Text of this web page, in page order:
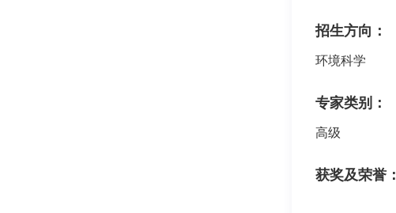
招生方向：
环境科学
专家类别：
高级
获奖及荣誉：